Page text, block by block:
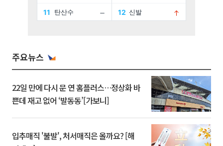
주요뉴스
22일 만에 다시 문 연 홈플러스…정상화 바
쁜데 재고 없어 ‘발동동’[가보니]
입추매직 '불발', 처서매직은 올까요? [해